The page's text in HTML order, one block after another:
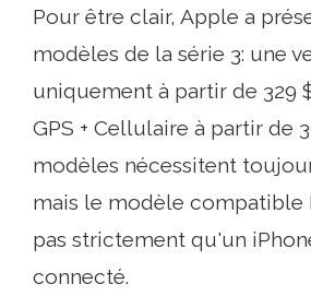
Pour être clair, Apple a
modèles de la série 3: une
uniquement à partir de 329
GPS + Cellulaire à partir de
modèles nécessitent
mais le modèle compatible
pas strictement qu'un
connecté.